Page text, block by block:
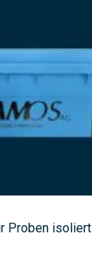
Proben isoliert